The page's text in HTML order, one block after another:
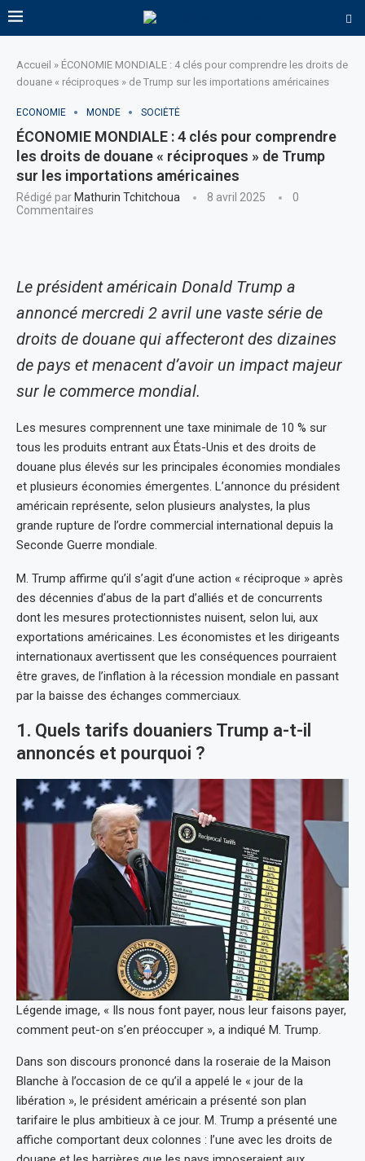
Accueil » ÉCONOMIE MONDIALE : 4 clés pour comprendre les droits de
douane « réciproques » de Trump sur les importations américaines
ECONOMIE MONDE SOCIÉTÉ
ÉCONOMIE MONDIALE : 4 clés pour comprendre
les droits de douane « réciproques » de Trump
sur les importations américaines
Rédigé par Mathurin Tchitchoua 8 avril 2025
0
Commentaires
Le président américain Donald Trump a
annoncé mercredi 2 avril une vaste série de
droits de douane qui affecteront des dizaines
de pays et menacent d’avoir un impact majeur
sur le commerce mondial.
Les mesures comprennent une taxe minimale de 10 % sur
tous les produits entrant aux États-Unis et des droits de
douane plus élevés sur les principales économies mondiales
et plusieurs économies émergentes. L’annonce du président
américain représente, selon plusieurs analystes, la plus
grande rupture de l’ordre commercial international depuis la
Seconde Guerre mondiale.
M. Trump affirme qu’il s’agit d’une action « réciproque » après
des décennies d’abus de la part d’alliés et de concurrents
dont les mesures protectionnistes nuisent, selon lui, aux
exportations américaines. Les économistes et les dirigeants
internationaux avertissent que les conséquences pourraient
être graves, de l’inflation à la récession mondiale en passant
par la baisse des échanges commerciaux.
1. Quels tarifs douaniers Trump a-t-il
annoncés et pourquoi ?
Légende image, « Ils nous font payer, nous leur faisons payer,
comment peut-on s’en préoccuper », a indiqué M. Trump.
Dans son discours prononcé dans la roseraie de la Maison
Blanche à l’occasion de ce qu’il a appelé le « jour de la
libération », le président américain a présenté son plan
tarifaire le plus ambitieux à ce jour. M. Trump a présenté une
affiche comportant deux colonnes : l’une avec les droits de